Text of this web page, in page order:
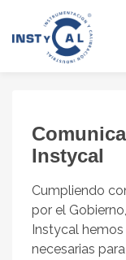
Instrumentación
Política de
Productos
Instycal
Cumpliendo
por el
Instycal
necesarias